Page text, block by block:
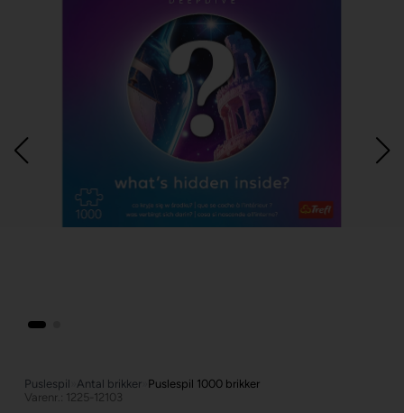
Puslespil Antal brikker Puslespil 1000 brikker
Varenr.: 1225-12103